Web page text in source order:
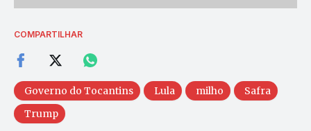
COMPARTILHAR
Governo do Tocantins Lula milho
Safra
Trump